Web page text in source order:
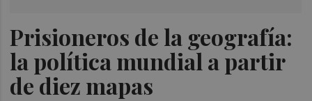
Prisioneros de la geografía:
la política mundial a partir
de diez mapas